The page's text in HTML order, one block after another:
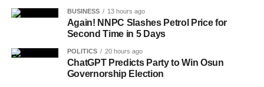
BUSINESS 13 hours ago
Again! NNPC Slashes Petrol Price for
Second Time in 5 Days
POLITICS 20 hours ago
ChatGPT Predicts Party to Win Osun
Governorship Election